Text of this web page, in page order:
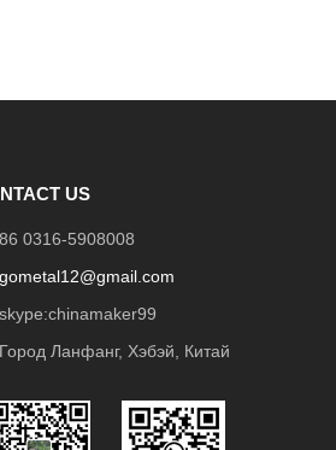
US
86 0316-5908008
gometal12@gmail.com
skype:chinamaker99
Город Ланфанг, Хэбэй, Китай